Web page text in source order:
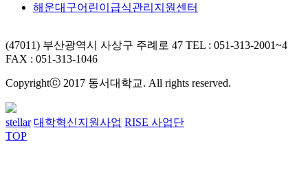
해운대구어린이급식관리지원센터
(47011) 부산광역시 사상구 주례로 47 TEL : 051-313-2001~4
FAX : 051-313-1046
Copyrightⓒ 2017 동서대학교. All rights reserved.
stellar 대학혁신지원사업 RISE 사업단
TOP